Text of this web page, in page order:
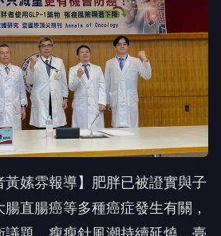
黃嫊雰報導】肥胖已被證實與子
直腸癌等多種癌症發生有關，